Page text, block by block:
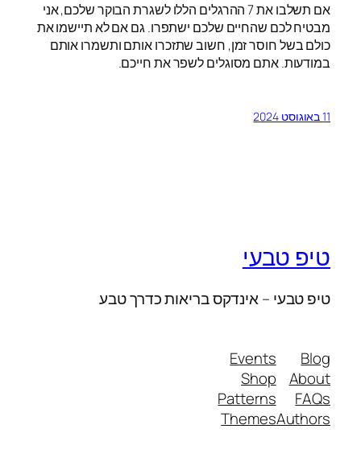
אם תשלבו את 7 ההרגלים הללו לשגרת הבוקר שלכם, אני
מבטיח לכם שהחיים שלכם ישתפרו. גם אם לא תיישמו את
כולם בשל חוסר זמן, חשוב שתזכרו אותם ותשמרו אותם
במודעות. אתם מסוגלים לשפר את חייכם.
11 באוגוסט 2024
טיפ טבעי
טיפ טבעי – אינדקס בריאות כדרך טבע
Blog
About
FAQs
Authors
Events
Shop
Patterns
Themes